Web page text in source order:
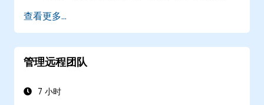
查看更多...
管理远程团队
7 小时